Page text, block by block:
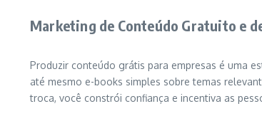
Marketing de Conteúdo Gratuito e
Produzir conteúdo grátis para empresas é uma
até mesmo e-books simples sobre temas
troca, você constrói confiança e incentiva as